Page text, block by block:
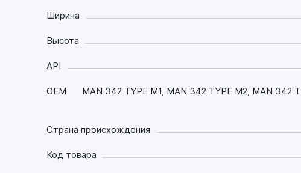
Ширина
Высота
API
OEM
MAN 342 TYPE M1, MAN 342 TYPE M2, MAN 342
Страна происхождения
Код товара